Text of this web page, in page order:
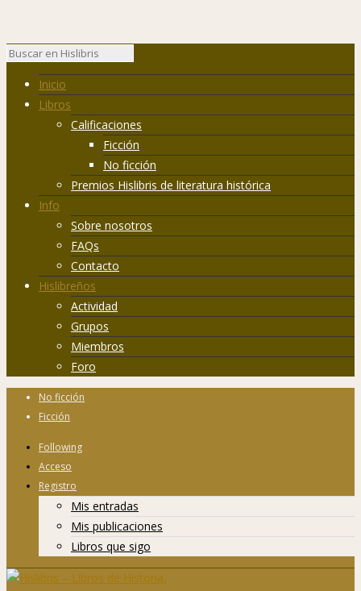
Inicio
Libros
Calificaciones
Ficción
No ficción
Premios Hislibris de literatura histórica
Info
Sobre nosotros
FAQs
Contacto
Hislibreños
Actividad
Grupos
Miembros
Foro
No ficción
Ficción
Following
Acceso
Registro
Mis entradas
Mis publicaciones
Libros que sigo